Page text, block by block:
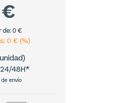
de: 0 €
0 € (%)
48H*
envío